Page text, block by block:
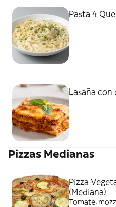
Pasta 4
Lasaña con
Pizzas Medianas
Pizza
(Mediana)
Tomate,